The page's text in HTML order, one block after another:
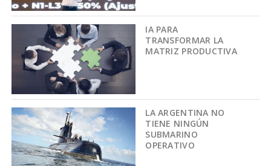
IA PARA
TRANSFORMAR LA
MATRIZ PRODUCTIVA
LA ARGENTINA NO
TIENE NINGÚN
SUBMARINO
OPERATIVO